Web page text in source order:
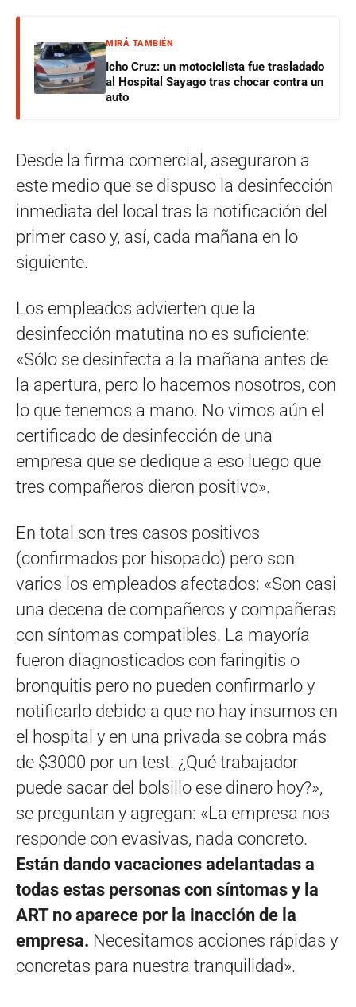
MIRÁ TAMBIÉN
Icho Cruz: un motociclista fue trasladado
al Hospital Sayago tras chocar contra un
auto
Desde la firma comercial, aseguraron a
este medio que se dispuso la desinfección
inmediata del local tras la notificación del
primer caso y, así, cada mañana en lo
siguiente.
Los empleados advierten que la
desinfección matutina no es suficiente:
«Sólo se desinfecta a la mañana antes de
la apertura, pero lo hacemos nosotros, con
lo que tenemos a mano. No vimos aún el
certificado de desinfección de una
empresa que se dedique a eso luego que
tres compañeros dieron positivo».
En total son tres casos positivos
(confirmados por hisopado) pero son
varios los empleados afectados: «Son casi
una decena de compañeros y compañeras
con síntomas compatibles. La mayoría
fueron diagnosticados con faringitis o
bronquitis pero no pueden confirmarlo y
notificarlo debido a que no hay insumos en
el hospital y en una privada se cobra más
de $3000 por un test. ¿Qué trabajador
puede sacar del bolsillo ese dinero hoy?»,
se preguntan y agregan: «La empresa nos
responde con evasivas, nada concreto.
Están dando vacaciones adelantadas a
todas estas personas con síntomas y la
ART no aparece por la inacción de la
empresa. Necesitamos acciones rápidas y
concretas para nuestra tranquilidad».